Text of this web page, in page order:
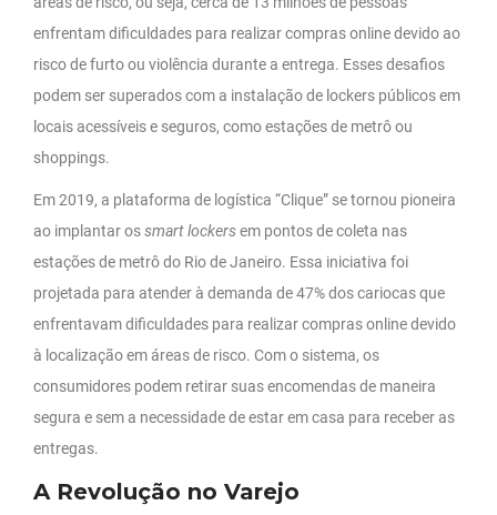
enfrentam dificuldades para realizar compras online devido ao
risco de furto ou violência durante a entrega. Esses desafios
podem ser superados com a instalação de lockers públicos em
locais acessíveis e seguros, como estações de metrô ou
shoppings.
Em 2019, a plataforma de logística “Clique” se tornou pioneira
ao implantar ossmart lockersem pontos de coleta nas
estações de metrô do Rio de Janeiro. Essa iniciativa foi
projetada para atender à demanda de 47% dos cariocas que
enfrentavam dificuldades para realizar compras online devido
à localização em áreas de risco. Com o sistema, os
consumidores podem retirar suas encomendas de maneira
segura e sem a necessidade de estar em casa para receber as
entregas.
A Revolução no Varejo